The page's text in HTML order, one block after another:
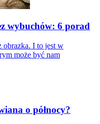
wybuchów: 6 porad
obrazka. I to jest w
może być nam
o północy?